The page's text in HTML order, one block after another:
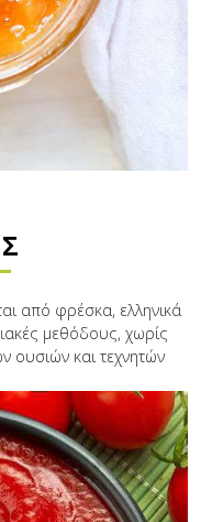
από φρέσκα, ελληνικά
μεθόδους, χωρίς
ουσιών και τεχνητών